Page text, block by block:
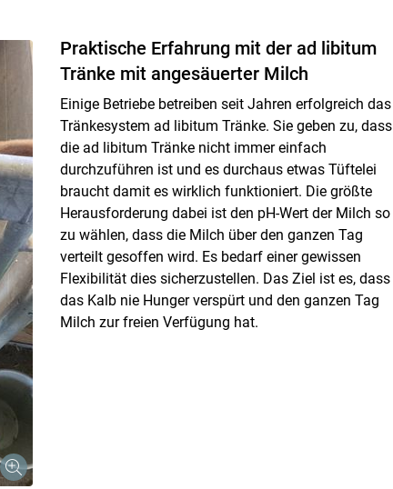
Praktische Erfahrung mit der ad libitum
Tränke mit angesäuerter Milch
Einige Betriebe betreiben seit Jahren erfolgreich das
Tränkesystem ad libitum Tränke. Sie geben zu, dass
die ad libitum Tränke nicht immer einfach
durchzuführen ist und es durchaus etwas Tüftelei
braucht damit es wirklich funktioniert. Die größte
Herausforderung dabei ist den pH-Wert der Milch so
zu wählen, dass die Milch über den ganzen Tag
verteilt gesoffen wird. Es bedarf einer gewissen
Flexibilität dies sicherzustellen. Das Ziel ist es, dass
das Kalb nie Hunger verspürt und den ganzen Tag
Milch zur freien Verfügung hat.